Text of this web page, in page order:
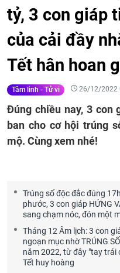
tỷ, 3 con giáp
của cải đầy
Tết hân hoan
Tâm linh - Tử vi 26/12/2022
Đúng chiều nay, 3 con
ban cho cơ hội trúng
mộ. Cùng xem nhé!
Trúng số độc đắc đúng
phước, 3 con giáp HỨNG
sang chạm nóc, đón một
Tháng 12 Âm lịch: 3 con
ngoạn mục nhờ TRÚNG
năm 2022, từ đây "tay trái
Tết huy hoàng